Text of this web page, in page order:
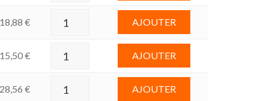
18,88 € AJOUTER
15,50€ AJOUTER
28,56 € AJOUTER